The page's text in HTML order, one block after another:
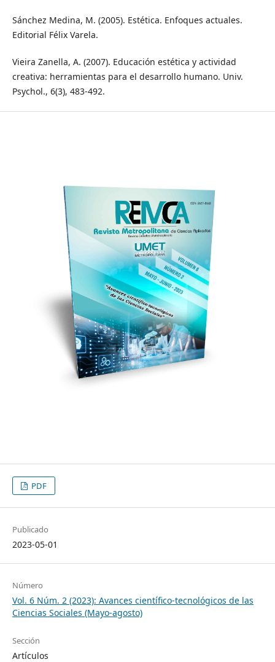
Sánchez Medina, M. (2005). Estética. Enfoques actuales.
Editorial Félix Varela.
Vieira Zanella, A. (2007). Educación estética y actividad
creativa: herramientas para el desarrollo humano. Univ.
Psychol., 6(3), 483-492.
PDF
Publicado
2023-05-01
Número
Vol. 6 Núm. 2 (2023): Avances científico-tecnológicos de las
Ciencias Sociales (Mayo-agosto)
Sección
Artículos